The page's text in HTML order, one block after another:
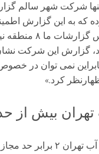
شرکت شهر سالم
که به این گزارش
سال ۹۳ که بر اساس
گزارش این شرکت
نمی توان در
بیش از
آیا نیترات موجود در آب